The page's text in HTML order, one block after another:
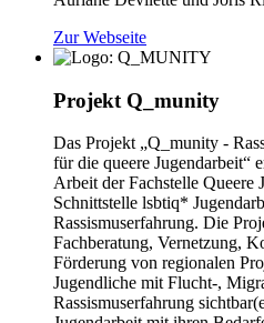
Zur Webseite
Projekt Q_munity
Das Projekt „Q_munity -
für die queere Jugendarbeit“
Arbeit der Fachstelle Queere
Schnittstelle lsbtiq*
Rassismuserfahrung. Die
Fachberatung, Vernetzung,
Förderung von regionalen
Jugendliche mit Flucht-,
Rassismuserfahrung